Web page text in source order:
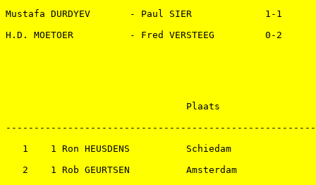
Mustafa DURDYEV       - Paul SIER             1-1
H.D. MOETOER          - Fred VERSTEEG         0-2
Plaats
1    1 Ron HEUSDENS          Schiedam
2    1 Rob GEURTSEN          Amsterdam